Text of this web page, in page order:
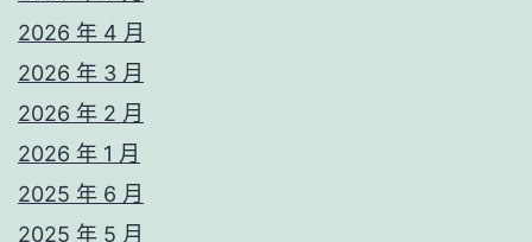
2026 年 4 月
2026 年 3 月
2026 年 2 月
2026 年 1 月
2025 年 6 月
2025 年 5 月